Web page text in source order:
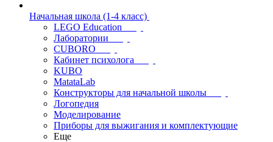
Начальная школа (1-4 класс)
LEGO Education
Лаборатории
CUBORO
Кабинет психолога
KUBO
MatataLab
Конструкторы для начальной школы
Логопедия
Моделирование
Приборы для выжигания и комплектующие
Еще